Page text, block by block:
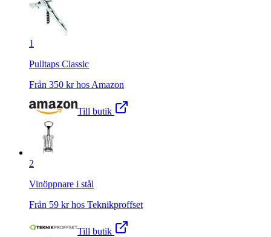
1
Pulltaps Classic
Från 350 kr hos Amazon
Till butik
2
Vinöppnare i stål
Från 59 kr hos Teknikproffset
Till butik